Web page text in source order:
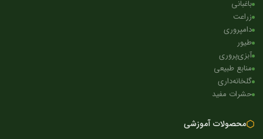
باغبانی
زراعت
دامپروری
طیور
آبزی‌پروری
منابع طبیعی
گلخانه‌داری
حشرات مفید
محصولات آموزشی